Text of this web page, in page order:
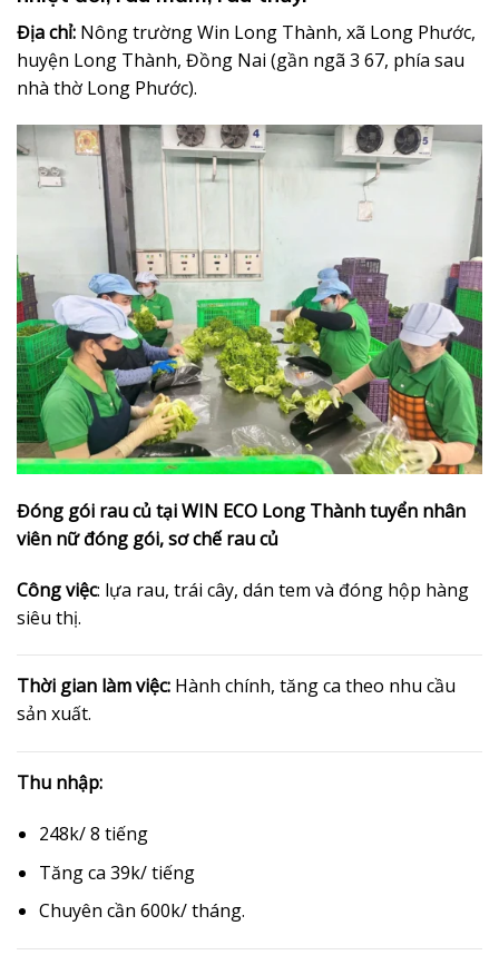
Địa chỉ: Nông trường Win Long Thành, xã Long Phước,
huyện Long Thành, Đồng Nai (gần ngã 3 67, phía sau
nhà thờ Long Phước).
Đóng gói rau củ tại WIN ECO Long Thành tuyển nhân
viên nữ đóng gói, sơ chế rau củ
Công việc: lựa rau, trái cây, dán tem và đóng hộp hàng
siêu thị.
Thời gian làm việc: Hành chính, tăng ca theo nhu cầu
sản xuất.
Thu nhập:
248k/ 8 tiếng
Tăng ca 39k/ tiếng
Chuyên cần 600k/ tháng.